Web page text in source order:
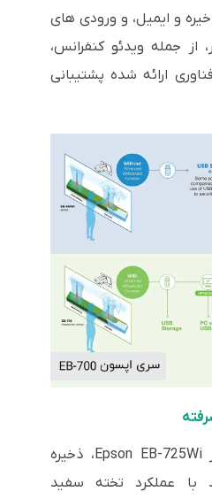
و ایمیل، و ورودی های
از جمله ویدئو کنفرانس،
ارائه شده پشتیبانی
با استفاده از پروژکتور Epson EB-725Wi، ذخیره
با عملکرد تخته سفید